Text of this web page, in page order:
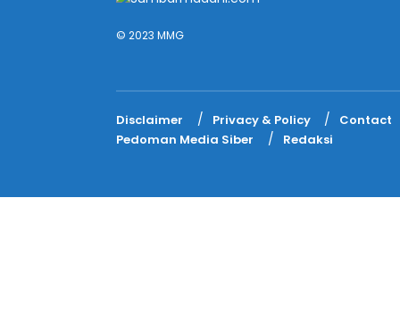
© 2023 MMG
Disclaimer Privacy & Policy
Contact
Pedoman Media Siber
Redaksi